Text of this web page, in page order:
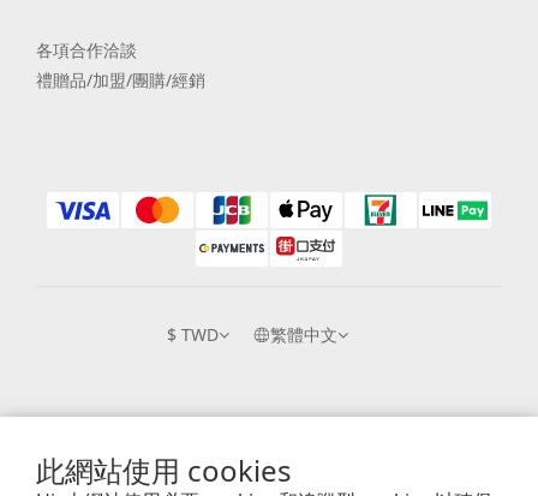
此網站使用 cookies
各項合作洽談
禮贈品/加盟/團購/經銷
$ TWD 繁體中文
提醒您，近日詐騙猖獗，詐騙手法也不斷更新，我們不會以任何名義透過電話、簡訊
或Email等方式詢問銀行帳戶跟信用卡號等私人資訊，也不會以任何理由要求您至